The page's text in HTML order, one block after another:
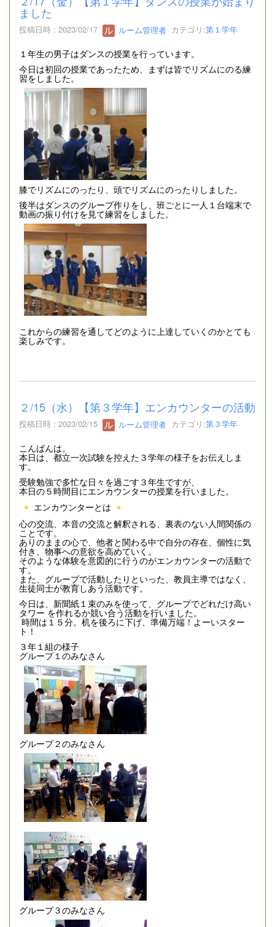
ました
投稿日時 : 2023/02/17 ルーム管理者 カテゴリ:第１学年
１年生の男子はダンスの授業を行っています。
今日は初回の授業であったため、まずは皆でリズムにのる練
習をしました。
膝でリズムにのったり、頭でリズムにのったりしました。
後半はダンスのグループ作りをし、班ごとに一人１台端末で
動画の振り付けを見て練習をしました。
これからの練習を通してどのように上達していくのかとても
楽しみです。
２/15（水）【第３学年】エンカウンターの活動
投稿日時 : 2023/02/15 ルーム管理者 カテゴリ:第３学年
こんばんは。
本日は、都立一次試験を控えた３学年の様子をお伝えしま
す。
受験勉強で多忙な日々を過ごす３年生ですが、
本日の５時間目にエンカウンターの授業を行いました。
エンカウンターとは
心の交流、本音の交流と解釈される、裏表のない人間関係の
ことです。
ありのままの心で、他者と関わる中で自分の存在、個性に気
付き、物事への意欲を高めていく。
そのような体験を意図的に行うのがエンカウンターの活動で
す。
また、グループで活動したりといった、教員主導ではなく、
生徒同士が教育しあう活動です。
今日は、新聞紙１束のみを使って、グループでどれだけ高い
タワー を作れるか競い合う活動を行いました。
時間は１５分。机を後ろに下げ、準備万端！よーいスター
ト！
３年１組の様子
グループ１のみなさん
グループ２のみなさん
グループ３のみなさん